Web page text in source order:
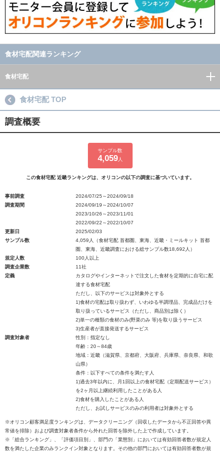
食材宅配関連ランキング
食材宅配
食材宅配 TOP
調査概要
サンプル数
4,059人
この食材宅配 近畿ランキングは、オリコンの以下の調査に基づいています。
事前調査
2024/07/25～2024/09/18
調査期間
2024/09/19～2024/10/07
2023/10/26～2023/11/01
2022/09/22～2022/10/07
更新日
2025/02/03
サンプル数
4,059人（食材宅配 首都圏、東海、近畿・ミールキット 首都
圏、東海、近畿調査における総サンプル数18,692人）
規定人数
100人以上
調査企業数
11社
定義
カタログやインターネットで注文した食材を定期的に自宅に配
達する食材宅配
ただし、以下のサービスは対象外とする
1)食材の宅配は取り扱わず、いわゆる半調理品、完成品だけを
取り扱っているサービス（ただし、商品別は除く）
2)単一の種類の食材のみ(野菜のみ 等)を取り扱うサービス
3)生産者が直接発送するサービス
調査対象者
性別：指定なし
年齢：20～84歳
地域：近畿（滋賀県、京都府、大阪府、兵庫県、奈良県、和歌
山県）
条件：以下すべての条件を満たす人
1)過去3年以内に、月1回以上の食材宅配（定期配送サービス）
を2ヶ月以上継続利用したことがある人
2)食材を購入したことがある人
ただし、お試しサービスのみの利用者は対象外とする
※オリコン顧客満足度ランキングは、データクリーニング（回収したデータから不正回答や異
常値を排除）および調査対象者条件から外れた回答を除外した上で作成しています。
※「総合ランキング」、「評価項目別」、部門の「業態別」においては有効回答者数が規定人
数を満たした企業のみランクイン対象となります。その他の部門においては有効回答者数が規